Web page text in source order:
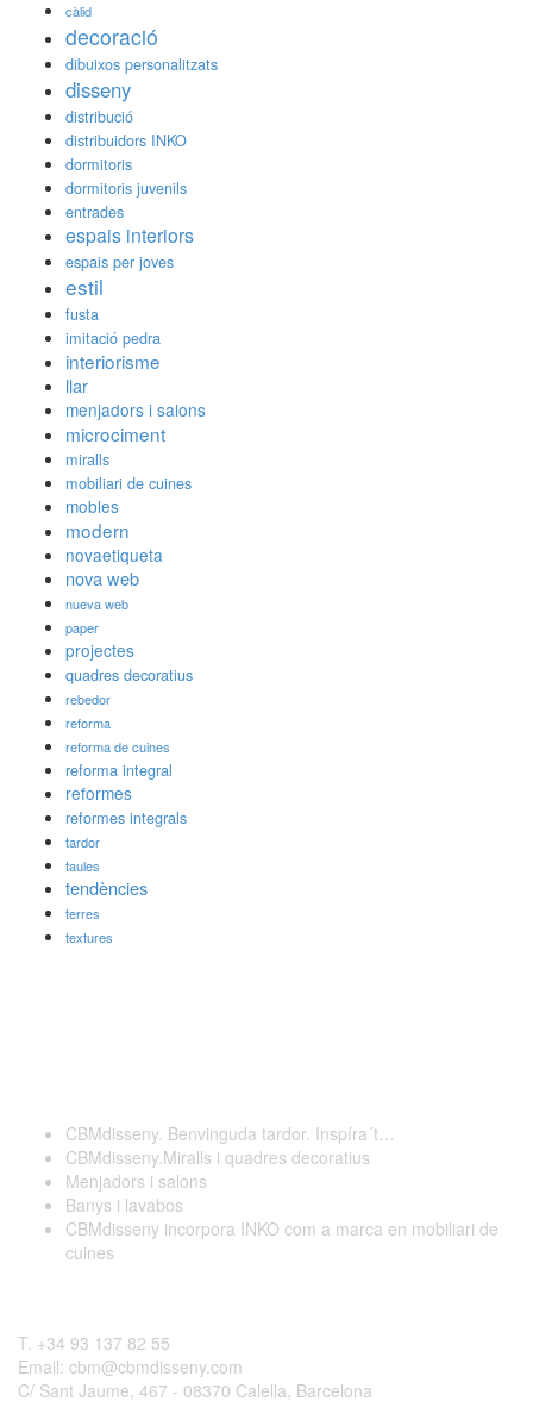
càlid
decoració
dibuixos personalitzats
disseny
distribució
distribuidors INKO
dormitoris
dormitoris juvenils
entrades
espais interiors
espais per joves
estil
fusta
imitació pedra
interiorisme
llar
menjadors i salons
microciment
miralls
mobiliari de cuines
mobles
modern
novaetiqueta
nova web
nueva web
paper
projectes
quadres decoratius
rebedor
reforma
reforma de cuines
reforma integral
reformes
reformes integrals
tardor
taules
tendències
terres
textures
CBMdisseny. Benvinguda tardor. Inspíra´t…
CBMdisseny.Miralls i quadres decoratius
Menjadors i salons
Banys i lavabos
CBMdisseny incorpora INKO com a marca en mobiliari de
cuines
T. +34 93 137 82 55
Email: cbm@cbmdisseny.com
C/ Sant Jaume, 467 - 08370 Calella, Barcelona